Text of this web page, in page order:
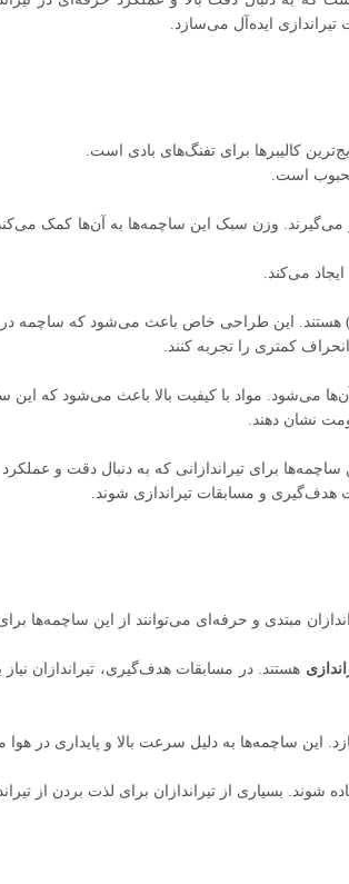
ایده‌آل می‌سازد.
کالیبرها برای تفنگ‌های بادی است.
محبوب است.
می‌گیرند. وزن سبک این ساچمه‌ها به آن‌ها کمک
کمتری را تجربه کنند.
می‌شود. مواد با کیفیت بالا باعث می‌شود که
نشان دهند.
برای تیراندازانی که به دنبال دقت و
هدف‌گیری و مسابقات تیراندازی شوند.
مبتدی و حرفه‌ای می‌توانند از این ساچمه‌ها
هستند. در مسابقات هدف‌گیری، تیراندازان
این ساچمه‌ها به دلیل سرعت بالا و پایداری در هوا
شوند. بسیاری از تیراندازان برای لذت بردن از